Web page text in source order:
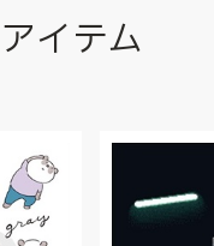
イテム